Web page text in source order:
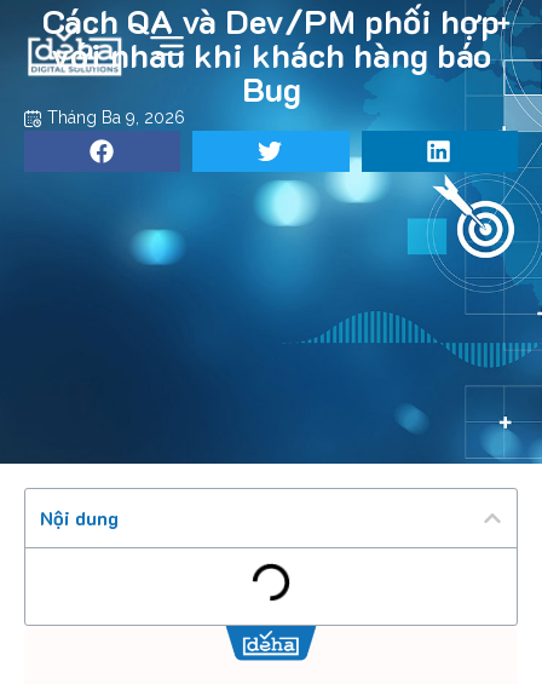
Cách QA và Dev/PM phối hợp
với nhau khi khách hàng báo
Bug
Tháng Ba 9, 2026
Nội dung